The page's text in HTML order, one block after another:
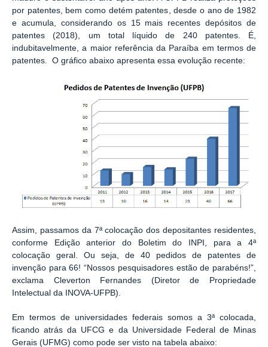
por patentes, bem como detém patentes, desde o ano de 1982
e acumula, considerando os 15 mais recentes depósitos de
patentes (2018), um total líquido de 240 patentes. É,
indubitavelmente, a maior referência da Paraíba em termos de
patentes. O gráfico abaixo apresenta essa evolução recente:
Assim, passamos da 7ª colocação dos depositantes residentes,
conforme Edição anterior do Boletim do INPI, para a 4ª
colocação geral. Ou seja, de 40 pedidos de patentes de
invenção para 66! “Nossos pesquisadores estão de parabéns!”,
exclama Cleverton Fernandes (Diretor de Propriedade
Intelectual da INOVA-UFPB).
Em termos de universidades federais somos a 3ª colocada,
ficando atrás da UFCG e da Universidade Federal de Minas
Gerais (UFMG) como pode ser visto na tabela abaixo: